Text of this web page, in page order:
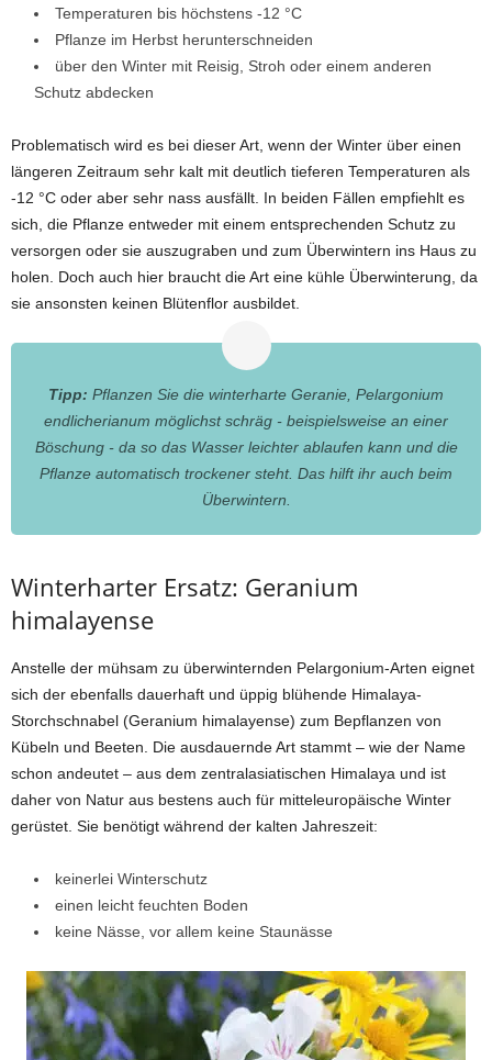
Temperaturen bis höchstens -12 °C
Pflanze im Herbst herunterschneiden
über den Winter mit Reisig, Stroh oder einem anderen
Schutz abdecken
Problematisch wird es bei dieser Art, wenn der Winter über einen
längeren Zeitraum sehr kalt mit deutlich tieferen Temperaturen als
-12 °C oder aber sehr nass ausfällt. In beiden Fällen empfiehlt es
sich, die Pflanze entweder mit einem entsprechenden Schutz zu
versorgen oder sie auszugraben und zum Überwintern ins Haus zu
holen. Doch auch hier braucht die Art eine kühle Überwinterung, da
sie ansonsten keinen Blütenflor ausbildet.
Tipp: Pflanzen Sie die winterharte Geranie, Pelargonium
endlicherianum möglichst schräg - beispielsweise an einer
Böschung - da so das Wasser leichter ablaufen kann und die
Pflanze automatisch trockener steht. Das hilft ihr auch beim
Überwintern.
Winterharter Ersatz: Geranium
himalayense
Anstelle der mühsam zu überwinternden Pelargonium-Arten eignet
sich der ebenfalls dauerhaft und üppig blühende Himalaya-
Storchschnabel (Geranium himalayense) zum Bepflanzen von
Kübeln und Beeten. Die ausdauernde Art stammt – wie der Name
schon andeutet – aus dem zentralasiatischen Himalaya und ist
daher von Natur aus bestens auch für mitteleuropäische Winter
gerüstet. Sie benötigt während der kalten Jahreszeit:
keinerlei Winterschutz
einen leicht feuchten Boden
keine Nässe, vor allem keine Staunässe